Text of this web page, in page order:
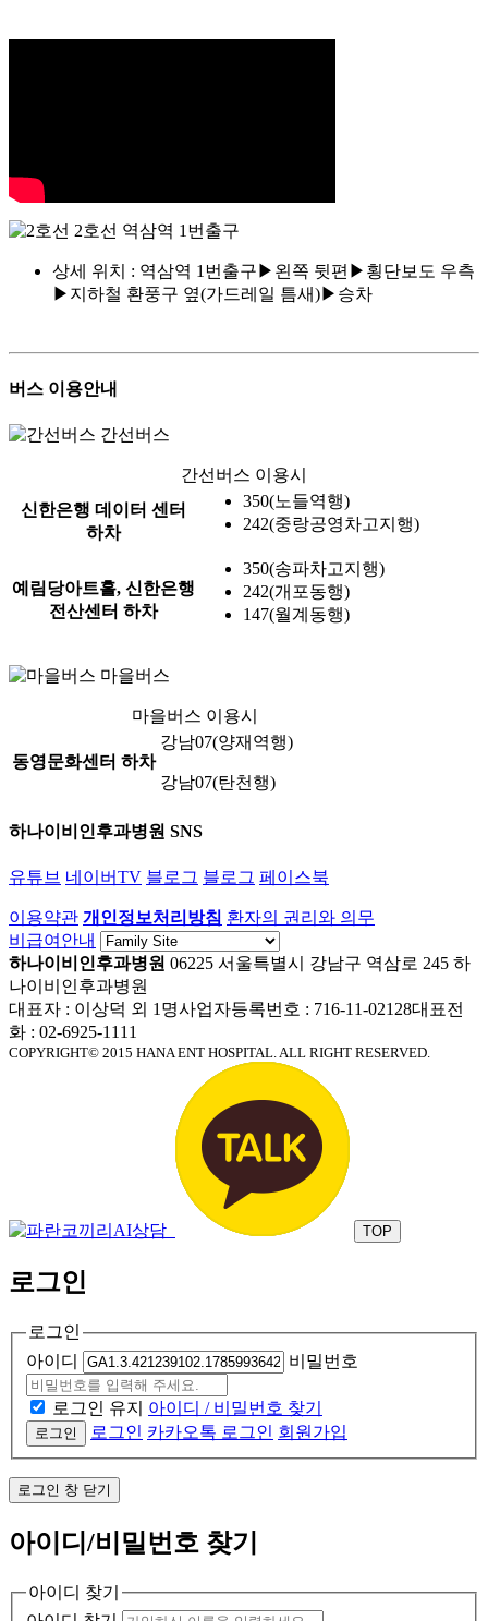
2호선 역삼역 1번출구
상세 위치 : 역삼역 1번출구▶왼쪽 뒷편▶횡단보도 우측
▶지하철 환풍구 옆(가드레일 틈새)▶승차
버스 이용안내
간선버스
간선버스 이용시
신한은행 데이터 센터
하차
350(노들역행)
242(중랑공영차고지행)
예림당아트홀, 신한은행
전산센터 하차
350(송파차고지행)
242(개포동행)
147(월계동행)
마을버스
마을버스 이용시
동영문화센터 하차
강남07(양재역행)
강남07(탄천행)
하나이비인후과병원 SNS
유튜브 네이버TV 블로그 블로그 페이스북
이용약관 개인정보처리방침 환자의 권리와 의무
비급여안내
하나이비인후과병원 06225 서울특별시 강남구 역삼로 245 하
나이비인후과병원
대표자 : 이상덕 외 1명사업자등록번호 : 716-11-02128대표전
화 : 02-6925-1111
COPYRIGHT© 2015 HANA ENT HOSPITAL. ALL RIGHT RESERVED.
TOP
로그인
로그인
아이디
비밀번호
로그인 유지 아이디 / 비밀번호 찾기
로그인 로그인 카카오톡 로그인 회원가입
로그인 창 닫기
아이디/비밀번호 찾기
아이디 찾기